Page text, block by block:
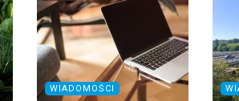
WIADOMOŚCI